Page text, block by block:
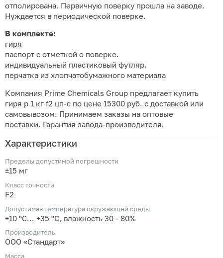
отполирована. Первичную поверку прошла на заводе.
Нуждается в периодической поверке.
В комплекте:
гиря
паспорт с отметкой о поверке.
индивидуальный пластиковый футляр.
перчатка из хлопчатобумажного материала
Компания Prime Chemicals Group предлагает купить
гиря p 1 кг f2 цп-с по цене 15300 руб. с доставкой или
самовывозом. Принимаем заказы на оптовые
поставки. Гарантия завода-производителя.
Характеристики
Пределы допустимой погрешности
±15 мг
Класс точности
F2
Допустимая температура окружающей среды
+10 ºC... +35 ºC, влажность 30 - 80%
Производитель
ООО «Стандарт»
Масса